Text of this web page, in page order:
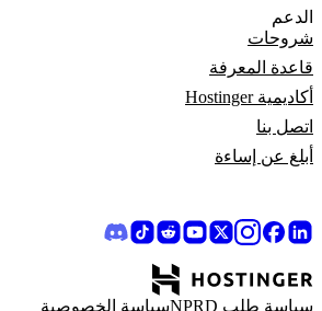
الدعم
شروحات
قاعدة المعرفة
أكاديمية Hostinger
اتصل بنا
أبلغ عن إساءة
سياسة طلب NPRD سياسة الخصوصية